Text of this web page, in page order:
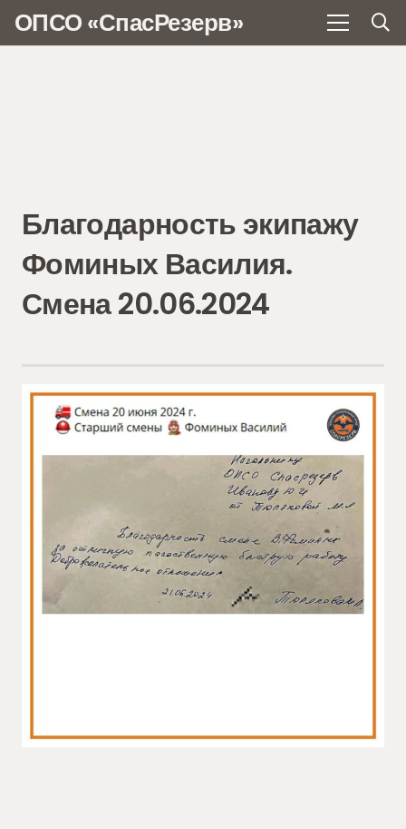
ОПСО «СпасРезерв»
Благодарность экипажу
Фоминых Василия.
Смена 20.06.2024